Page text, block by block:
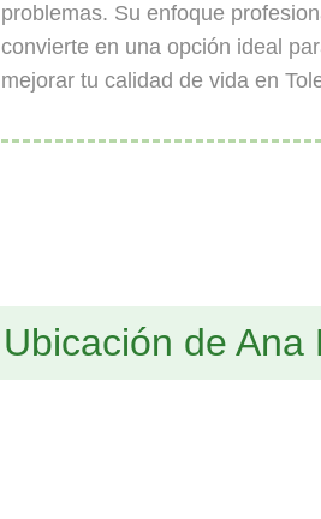
problemas. Su enfoque
convierte en una opción ideal
mejorar tu calidad de vida en
Ubicación de